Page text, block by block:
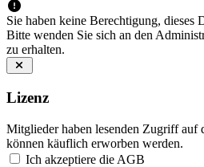
Sie haben keine Berechtigung, dieses
Bitte wenden Sie sich an den
zu erhalten.
Lizenz
Mitglieder haben lesenden Zugriff
können käuflich erworben werden.
Ich akzeptiere die AGB